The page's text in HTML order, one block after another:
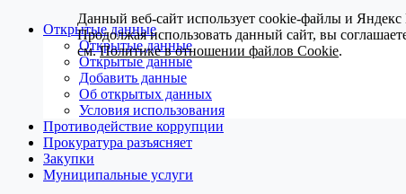
Открытые данные
Открытые данные
Открытые данные
Добавить данные
Об открытых данных
Условия использования
Противодействие коррупции
Прокуратура разъясняет
Закупки
Муниципальные услуги
Данный веб-сайт использует cookie-файлы и Яндекс
Продолжая использовать данный сайт, вы
см.Политике в отношении файлов Cookie.